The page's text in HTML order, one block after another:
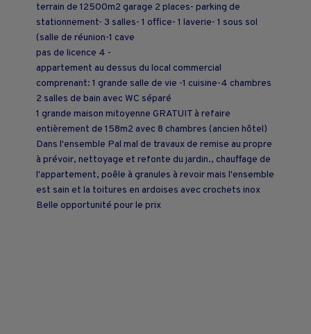
terrain de 12500m2 garage 2 places- parking de
stationnement- 3 salles- 1 office- 1 laverie- 1 sous sol
(salle de réunion-1 cave
pas de licence 4 -
appartement au dessus du local commercial
comprenant: 1 grande salle de vie -1 cuisine-4 chambres
2 salles de bain avec WC séparé
1 grande maison mitoyenne GRATUIT à refaire
entièrement de 158m2 avec 8 chambres (ancien hôtel)
Dans l'ensemble Pal mal de travaux de remise au propre
à prévoir, nettoyage et refonte du jardin., chauffage de
l'appartement, poêle à granules à revoir mais l'ensemble
est sain et la toitures en ardoises avec crochets inox
Belle opportunité pour le prix